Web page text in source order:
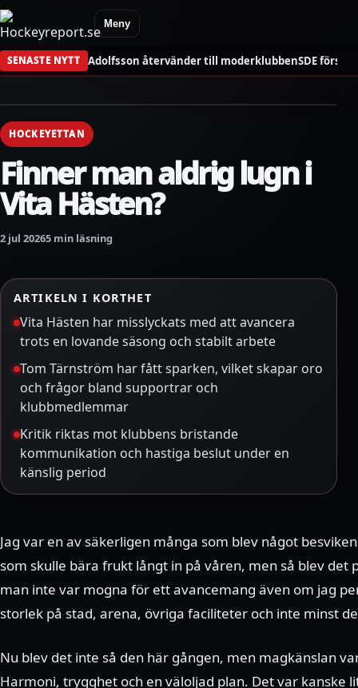
Meny
SENASTE NYTT Adolfsson återvänder till moderklubbenSDE
HOCKEYETTAN
Finner man aldrig lugn i
Vita Hästen?
2 jul 20265 min läsning
ARTIKELN I KORTHET
Vita Hästen har misslyckats med att avancera
trots en lovande säsong och stabilt arbete
Tom Tärnström har fått sparken, vilket skapar oro
och frågor bland supportrar och
klubbmedlemmar
Kritik riktas mot klubbens bristande
kommunikation och hastiga beslut under en
känslig period
Jag var en av säkerligen många som blev något
som skulle bära frukt långt in på våren, men så blev
man inte var mogna för ett avancemang även om jag
storlek på stad, arena, övriga faciliteter och inte minst
Nu blev det inte så den här gången, men magkänslan
Harmoni, trygghet och en väloljad plan. Det var